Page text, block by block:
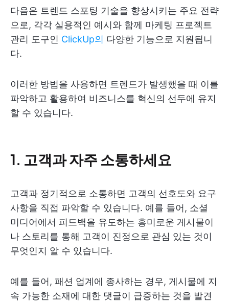
다음은 트렌드 스포팅 기술을 향상시키는 주요 전략
으로, 각각 실용적인 예시와 함께 마케팅 프로젝트
관리 도구인 ClickUp의 다양한 기능으로 지원됩니
다.
이러한 방법을 사용하면 트렌드가 발생했을 때 이를
파악하고 활용하여 비즈니스를 혁신의 선두에 유지
할 수 있습니다.
1. 고객과 자주 소통하세요
고객과 정기적으로 소통하면 고객의 선호도와 요구
사항을 직접 파악할 수 있습니다. 예를 들어, 소셜
미디어에서 피드백을 유도하는 흥미로운 게시물이
나 스토리를 통해 고객이 진정으로 관심 있는 것이
무엇인지 알 수 있습니다.
예를 들어, 패션 업계에 종사하는 경우, 게시물에 지
속 가능한 소재에 대한 댓글이 급증하는 것을 발견